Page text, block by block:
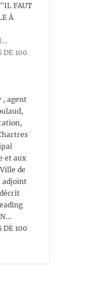
FAUT
À
DE 100
, agent
et aux
de
adjoint
DE 100